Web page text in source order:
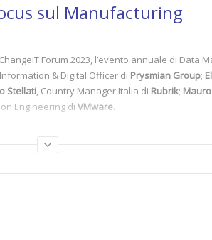
sul Manufacturing
Forum 2023, l’evento annuale di Data
& Digital Officer di Prysmian Group;
Stellati, Country Manager Italia di Rubrik;
Engineering di VMware.
www.datamanager.it/category/wechangeit-
www.wechangeit.it/